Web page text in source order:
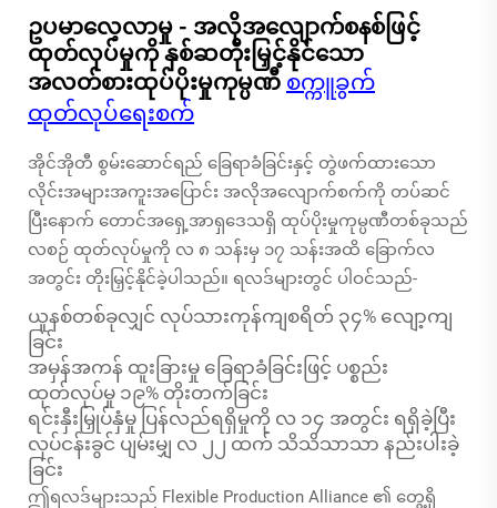
ဥပမာလေ့လာမှု - အလိုအလျောက်စနစ်ဖြင့်
ထုတ်လုပ်မှုကို နှစ်ဆတိုးမြှင့်နိုင်သော
အလတ်စားထုပ်ပိုးမှုကုမ္ပဏီ စက္ကူခွက်
ထုတ်လုပ်ရေးစက်
အိုင်အိုတီ စွမ်းဆောင်ရည် ခြေရာခံခြင်းနှင့် တွဲဖက်ထားသော
လိုင်းအများအကူးအပြောင်း အလိုအလျောက်စက်ကို တပ်ဆင်
ပြီးနောက် တောင်အရှေ့အာရှဒေသရှိ ထုပ်ပိုးမှုကုမ္ပဏီတစ်ခုသည်
လစဉ် ထုတ်လုပ်မှုကို လ ၈ သန်းမှ ၁၇ သန်းအထိ ခြောက်လ
အတွင်း တိုးမြှင့်နိုင်ခဲ့ပါသည်။ ရလဒ်များတွင် ပါဝင်သည်-
ယူနစ်တစ်ခုလျှင် လုပ်သားကုန်ကျစရိတ် ၃၄% လျော့ကျ
ခြင်း
အမှန်အကန် ထူးခြားမှု ခြေရာခံခြင်းဖြင့် ပစ္စည်း
ထုတ်လုပ်မှု ၁၉% တိုးတက်ခြင်း
ရင်းနှီးမြှုပ်နှံမှု ပြန်လည်ရရှိမှုကို လ ၁၄ အတွင်း ရရှိခဲ့ပြီး
လုပ်ငန်းခွင် ပျမ်းမျှ လ ၂၂ ထက် သိသိသာသာ နည်းပါးခဲ့
ခြင်း
ဤရလဒ်များသည် Flexible Production Alliance ၏ တွေ့ရှိ